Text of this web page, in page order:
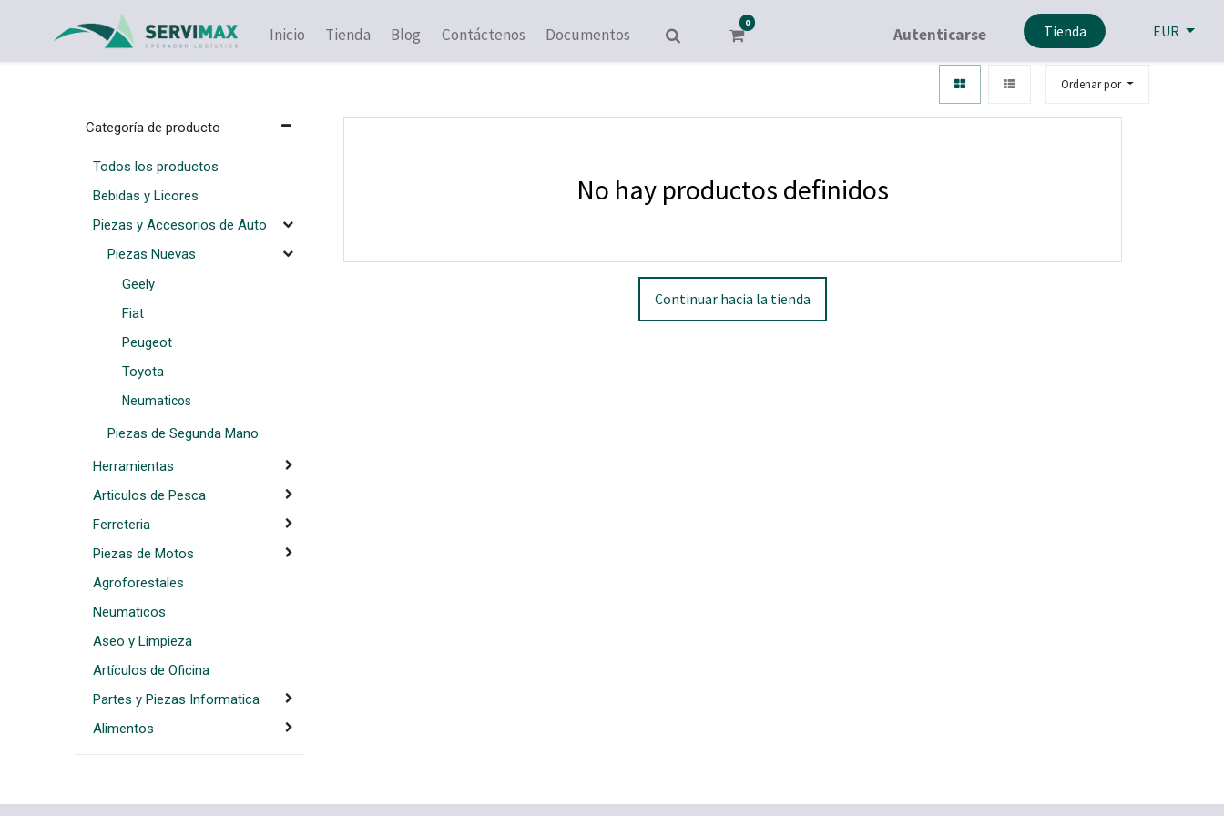
Inicio Tienda Blog Contáctenos Documentos
0
Autenticarse Tienda EUR
Piezas y Accesorios de Auto Piezas Nuevas Neumaticos
Ordenar por
Categoría de producto
Todos los productos
Bebidas y Licores
Piezas y Accesorios de Auto
Piezas Nuevas
Geely
Fiat
Peugeot
Toyota
Neumaticos
Piezas de Segunda Mano
Herramientas
Articulos de Pesca
Ferreteria
Piezas de Motos
Agroforestales
Neumaticos
Aseo y Limpieza
Artículos de Oficina
Partes y Piezas Informatica
Alimentos
No hay productos definidos
Continuar hacia la tienda